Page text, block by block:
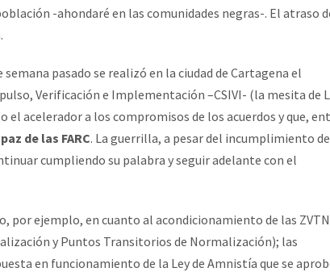
-ahondaré en las comunidades negras-. El atraso
pasado se realizó en la ciudad de Cartagena el
Verificación e Implementación –CSIVI- (la mesita de
el acelerador a los compromisos de los acuerdos y que,
de las FARC. La guerrilla, a pesar del incumplimiento
cumpliendo su palabra y seguir adelante con el
ejemplo, en cuanto al acondicionamiento de las
y Puntos Transitorios de Normalización); las
en funcionamiento de la Ley de Amnistía que se